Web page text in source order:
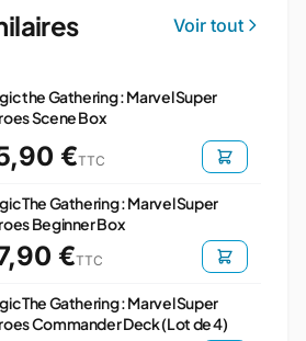
Voir tout
the Gathering : Marvel Super
Scene Box
€TTC
The Gathering : Marvel Super
Beginner Box
€TTC
The Gathering : Marvel Super
Commander Deck (Lot de 4)